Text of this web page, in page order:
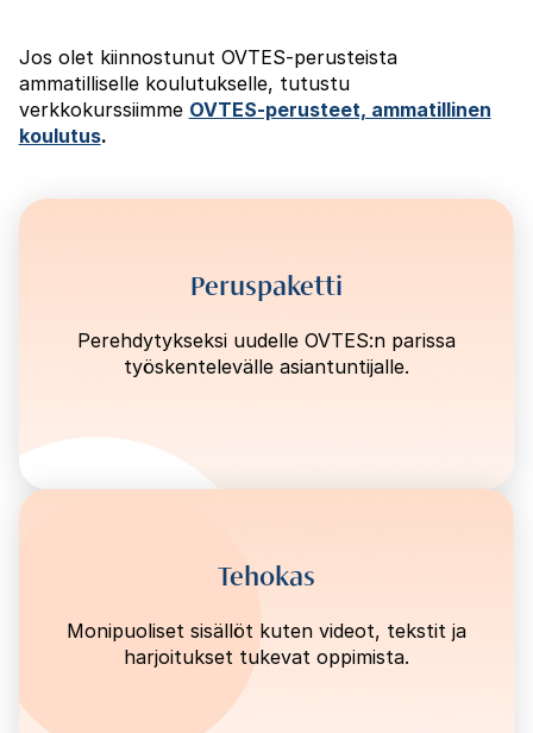
Jos olet kiinnostunut OVTES-perusteista
ammatilliselle koulutukselle, tutustu
verkkokurssiimme OVTES-perusteet, ammatillinen
koulutus.
Peruspaketti
Perehdytykseksi uudelle OVTES:n parissa
työskentelevälle asiantuntijalle.
Tehokas
Monipuoliset sisällöt kuten videot, tekstit ja
harjoitukset tukevat oppimista.